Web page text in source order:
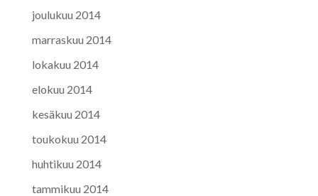
joulukuu 2014
marraskuu 2014
lokakuu 2014
elokuu 2014
kesäkuu 2014
toukokuu 2014
huhtikuu 2014
tammikuu 2014